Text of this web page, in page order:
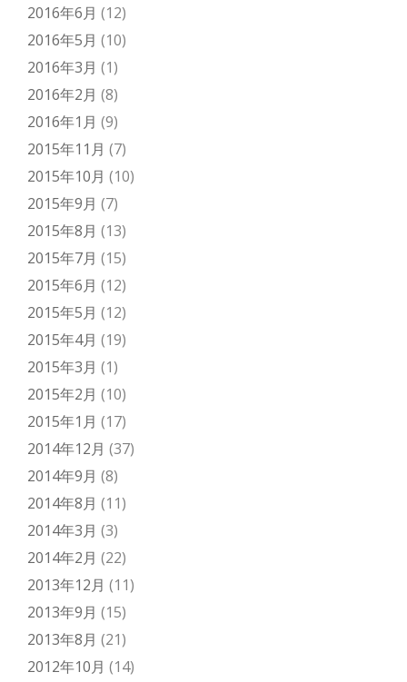
2016年6月 (12)
2016年5月 (10)
2016年3月 (1)
2016年2月 (8)
2016年1月 (9)
2015年11月 (7)
2015年10月 (10)
2015年9月 (7)
2015年8月 (13)
2015年7月 (15)
2015年6月 (12)
2015年5月 (12)
2015年4月 (19)
2015年3月 (1)
2015年2月 (10)
2015年1月 (17)
2014年12月 (37)
2014年9月 (8)
2014年8月 (11)
2014年3月 (3)
2014年2月 (22)
2013年12月 (11)
2013年9月 (15)
2013年8月 (21)
2012年10月 (14)